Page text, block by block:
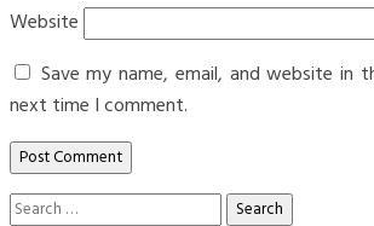
Website
Save my name, email, and website in
next time I comment.
Search